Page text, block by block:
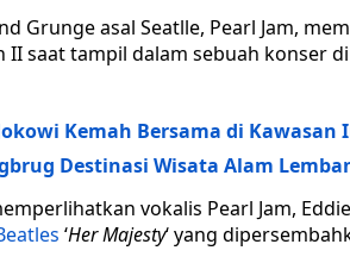
Grunge asal Seatlle, Pearl Jam,
II saat tampil dalam sebuah konser
Kemah Bersama di
Destinasi Wisata Alam
vokalis Pearl Jam,
‘Her Majesty‘ yang